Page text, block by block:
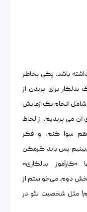
باشد. یکی بخاطر
برای پریدن از
انجام یک آزمایش
می پریدیم. از لحاظ
هم سوا کنم، و فکر
پس باید گرمکن
بدلکاری»
بخش دوم، می‌خواستم از
مثل شخصیت نئو در